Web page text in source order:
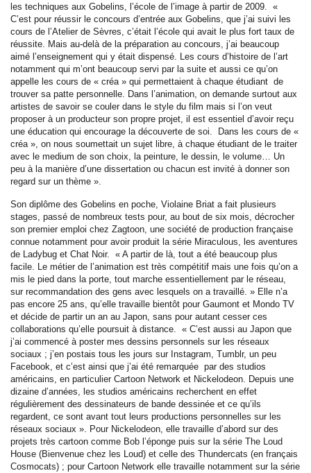
les techniques aux Gobelins, l’école de l’image à partir de 2009. «
C’est pour réussir le concours d’entrée aux Gobelins, que j’ai suivi les
cours de l’Atelier de Sèvres, c’était l’école qui avait le plus fort taux de
réussite. Mais au-delà de la préparation au concours, j’ai beaucoup
aimé l’enseignement qui y était dispensé. Les cours d’histoire de l’art
notamment qui m’ont beaucoup servi par la suite et aussi ce qu’on
appelle les cours de « créa » qui permettaient à chaque étudiant de
trouver sa patte personnelle. Dans l’animation, on demande surtout aux
artistes de savoir se couler dans le style du film mais si l’on veut
proposer à un producteur son propre projet, il est essentiel d’avoir reçu
une éducation qui encourage la découverte de soi. Dans les cours de «
créa », on nous soumettait un sujet libre, à chaque étudiant de le traiter
avec le medium de son choix, la peinture, le dessin, le volume… Un
peu à la manière d’une dissertation ou chacun est invité à donner son
regard sur un thème ».
Son diplôme des Gobelins en poche, Violaine Briat a fait plusieurs
stages, passé de nombreux tests pour, au bout de six mois, décrocher
son premier emploi chez Zagtoon, une société de production française
connue notamment pour avoir produit la série Miraculous, les aventures
de Ladybug et Chat Noir. « A partir de là, tout a été beaucoup plus
facile. Le métier de l’animation est très compétitif mais une fois qu’on a
mis le pied dans la porte, tout marche essentiellement par le réseau,
sur recommandation des gens avec lesquels on a travaillé. » Elle n’a
pas encore 25 ans, qu’elle travaille bientôt pour Gaumont et Mondo TV
et décide de partir un an au Japon, sans pour autant cesser ces
collaborations qu’elle poursuit à distance. « C’est aussi au Japon que
j’ai commencé à poster mes dessins personnels sur les réseaux
sociaux ; j’en postais tous les jours sur Instagram, Tumblr, un peu
Facebook, et c’est ainsi que j’ai été remarquée par des studios
américains, en particulier Cartoon Network et Nickelodeon. Depuis une
dizaine d’années, les studios américains recherchent en effet
régulièrement des dessinateurs de bande dessinée et ce qu’ils
regardent, ce sont avant tout leurs productions personnelles sur les
réseaux sociaux ». Pour Nickelodeon, elle travaille d’abord sur des
projets très cartoon comme Bob l’éponge puis sur la série The Loud
House (Bienvenue chez les Loud) et celle des Thundercats (en français
Cosmocats) ; pour Cartoon Network elle travaille notamment sur la série